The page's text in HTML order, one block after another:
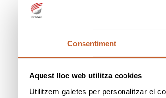
Consentiment
Aquest lloc web utilitza cookies
Utilitzem galetes per personalitzar el